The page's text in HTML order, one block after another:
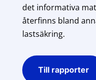
det informativa
återfinns bland
lastsäkring.
Till rapporter